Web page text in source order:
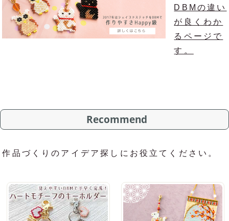
DBMの違い
が良くわか
るページで
す。
Recommend
作品づくりのアイデア探しにお役立てください。